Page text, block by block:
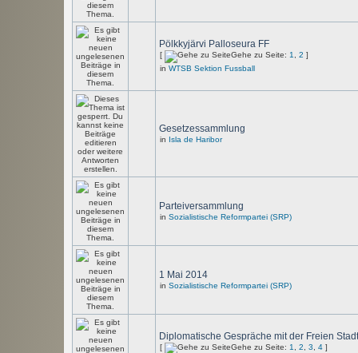
Pölkkyjärvi Palloseura FF
[ Gehe zu Seite: 1 2 ]
in WTSB Sektion Fussball
Gesetzessammlung
in Isla de Haribor
Parteiversammlung
in Sozialistische Reformpartei (SRP)
1 Mai 2014
in Sozialistische Reformpartei (SRP)
Diplomatische Gespräche mit der Freien
[ Gehe zu Seite: 1 2 3 4 ]